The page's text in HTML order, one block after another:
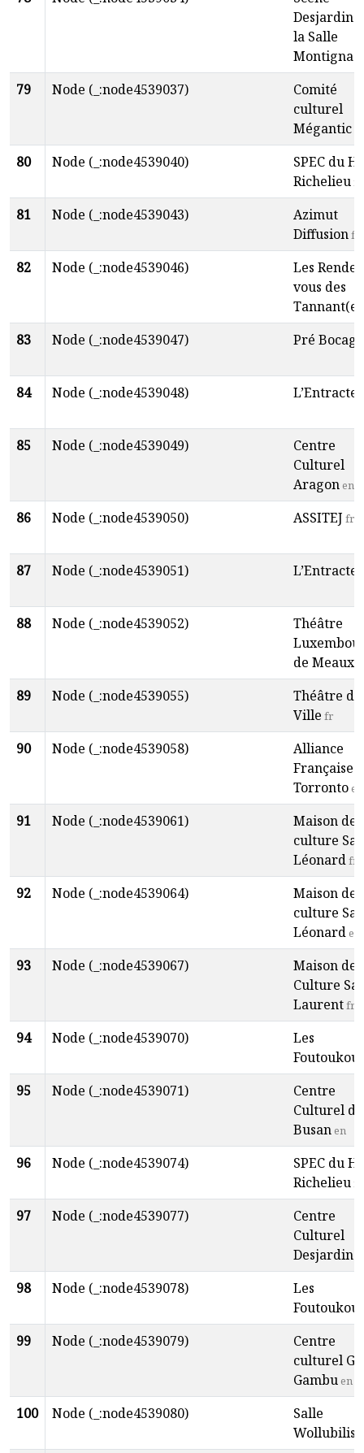
Desjardins
la Salle
Montignac
79 Node (_:node4539037)
Comité
culturel
Mégantic
80 Node (_:node4539040)
SPEC du
Richelieufr
81 Node (_:node4539043)
Azimut
Diffusionfr
82 Node (_:node4539046)
Les
vous des
83
Node (_:node4539047) Pré Bocage
84 Node (_:node4539048) L’Entracte
85 Node (_:node4539049)
Centre
Culturel
Aragon en
86 Node (_:node4539050) ASSITEJ fr
87 Node (_:node4539051) L’Entracte
88 Node (_:node4539052)
Théâtre
de Meaux
89 Node (_:node4539055)
Théâtre
Ville fr
90 Node (_:node4539058)
Alliance
Française
Torrontoen
91 Node (_:node4539061)
Maison de
culture
Léonardfr
92 Node (_:node4539064)
Maison de
culture
Léonarden
93 Node (_:node4539067)
Maison de
Culture
Laurentfr
94 Node (_:node4539070)
Les
95
Node (_:node4539071)
Centre
Culturel de
Busan en
96 Node (_:node4539074)
SPEC du
Richelieufr
97 Node (_:node4539077)
Centre
Culturel
Desjardins
98 Node (_:node4539078)
Les
99
Node (_:node4539079)
Centre
culturel
Gambu en
100 Node (_:node4539080)
Salle
Wollubilis